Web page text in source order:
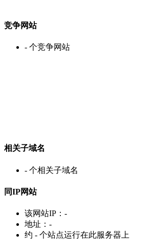
竞争网站
- 个竞争网站
相关子域名
- 个相关子域名
同IP网站
该网站IP： -
地址： -
约 - 个站点运行在此服务器上